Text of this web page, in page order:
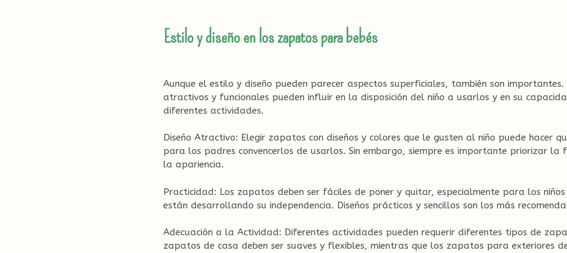
Estilo y diseño en los zapatos para bebés
Aunque el estilo y diseño pueden parecer aspectos superficiales, también son
atractivos y funcionales pueden influir en la disposición del niño a usarlos y en su
diferentes actividades.
Diseño Atractivo: Elegir zapatos con diseños y colores que le gusten al niño puede hacer
para los padres convencerlos de usarlos. Sin embargo, siempre es importante priorizar la
la apariencia.
Practicidad: Los zapatos deben ser fáciles de poner y quitar, especialmente para los niños
están desarrollando su independencia. Diseños prácticos y sencillos son los más
Adecuación a la Actividad: Diferentes actividades pueden requerir diferentes tipos de
zapatos de casa deben ser suaves y flexibles, mientras que los zapatos para exteriores